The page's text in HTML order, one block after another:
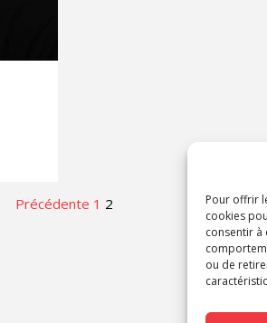
Pour offrir
cookies
consentir à
ou de
Précédente 1 2